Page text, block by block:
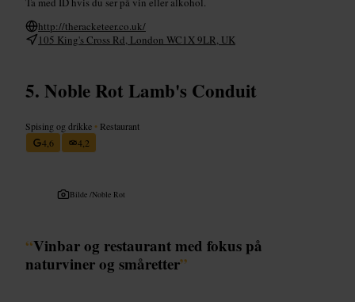
http://theracketeer.co.uk/
105 King's Cross Rd, London WC1X 9LR, UK
Noble Rot Lamb's Conduit
Spising og drikke • Restaurant
4,6
4,2
Bilde /Noble Rot
“Vinbar og restaurant med fokus på
naturviner og småretter”